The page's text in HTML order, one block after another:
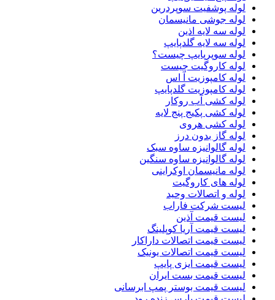
لوله پوشفیت سوپردرین
لوله جوشی مانیسمان
لوله سه لایه اذین
لوله سه لایه گلدپایپ
لوله سوپرپایپ چیست؟
لوله کاروگیت چیست
لوله کامپوزیت آ اس
لوله کامپوزیت گلدپایپ
لوله کشی آب روکار
لوله کشی پکیج پنج لایه
لوله کشی هروی
لوله گاز بدون درز
لوله گالوانیزه ساوه سبک
لوله گالوانیزه ساوه سنگین
لوله مانیسمان اوکراینی
لوله های کاروگیت
لوله و اتصالات وحید
لیست شرکت فاراب
لیست قیمت آذین
لیست قیمت آریا کوپلینگ
لیست قیمت اتصالات داراکار
لیست قیمت اتصالات یونیک
لیست قیمت ایزی پایپ
لیست قیمت بست ایران
لیست قیمت بوستر پمپ ابرسانی